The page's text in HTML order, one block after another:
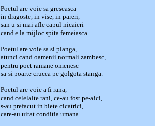
Poetul are voie sa greseasca
in dragoste, in vise, in pareri,
san u-si mai afle capul nicaieri
cand e la mijloc spita femeiasca.
Poetul are voie sa si planga,
atunci cand oamenii normali zambesc,
pentru poet ramane omenesc
sa-si poarte crucea pe golgota stanga.
Poetul are voie a fi rana,
cand celelalte rani, ce-au fost pe-aici,
s-au prefacut in biete cicatrici,
care-au uitat conditia umana.